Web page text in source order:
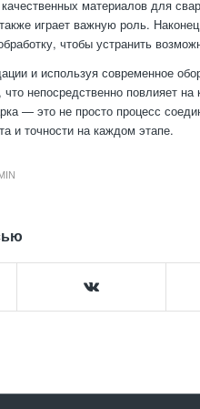
материалов для
играет важную роль.
чтобы устранить
и используя современное
непосредственно повлияет
— это не просто процесс
и точности на каждом этапе.